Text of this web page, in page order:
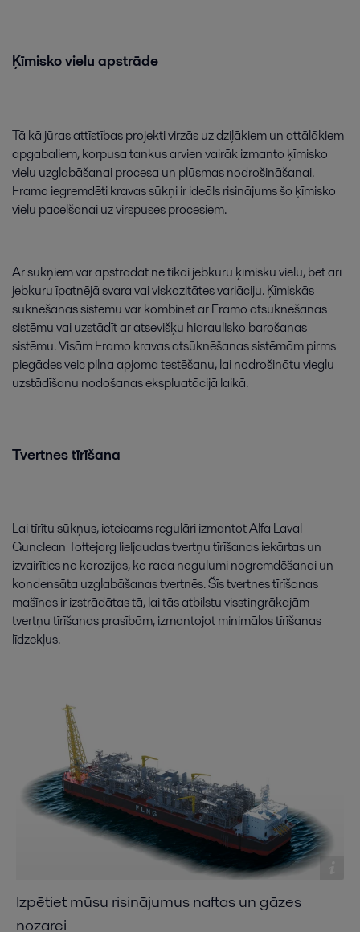
Ķīmiskovielu apstrāde
Tā kā jūrasattīstībasprojektivirzāsuzdziļākiemunattālākiem
apgabaliem,korpusatankusarvienvairākizmanto ķīmisko
vielu uzglabāšanaiprocesa un plūsmasnodrošināšanai.
Framo iegremdētikravassūkņiirideālsrisinājumsšo ķīmisko
vielu pacelšanaiuzvirspusesprocesiem.
Arsūkņiemvarapstrādātnetikaijebkuru ķīmiskuvielu,betarī
jebkuruīpatnējāsvaravaiviskozitātesvariāciju.Ķīmiskās
sūknēšanassistēmuvarkombinētarFramoatsūknēšanas
sistēmuvaiuzstādītaratsevišķu hidraulisko barošanas
sistēmu.VisāmFramo kravasatsūknēšanassistēmāmpirms
piegādesveicpilnaapjomatestēšanu,lainodrošinātuvieglu
uzstādīšanu nodošanasekspluatācijā laikā.
Tvertnestīrīšana
Laitīrītusūkņus,ieteicamsregulāriizmantotAlfa Laval
GuncleanToftejorg lieljaudastvertņutīrīšanasiekārtasun
izvairītiesno korozijas,ko rada noguluminogremdēšanaiun
kondensāta uzglabāšanastvertnēs.Šīstvertnestīrīšanas
mašīnasirizstrādātastā,laitāsatbilstuvisstingrākajām
tvertņutīrīšanasprasībām,izmantojotminimālostīrīšanas
līdzekļus.
Izpētiet mūsu risinājumus naftas un gāzes
nozarei